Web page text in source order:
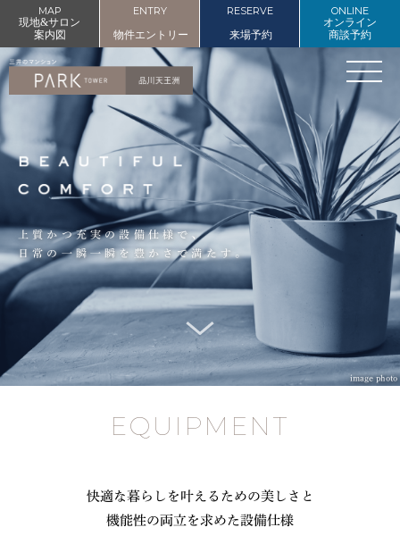
MAP
現地&サロン
案内図
ENTRY
物件エントリー
RESERVE
来場予約
ONLINE
オンライン
商談予約
image photo
上質かつ充実の設備仕様で、
日常の一瞬一瞬を豊かさで満たす。
EQUIPMENT
快適な暮らしを叶えるための美しさと
機能性の両立を求めた設備仕様